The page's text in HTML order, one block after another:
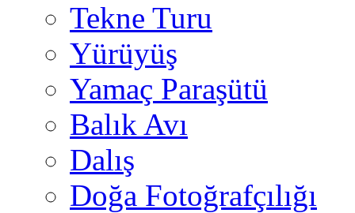
Tekne Turu
Yürüyüş
Yamaç Paraşütü
Balık Avı
Dalış
Doğa Fotoğrafçılığı